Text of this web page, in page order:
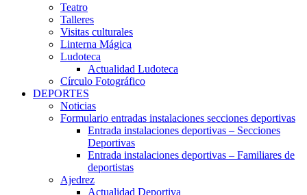
Teatro
Talleres
Visitas culturales
Linterna Mágica
Ludoteca
Actualidad Ludoteca
Círculo Fotográfico
DEPORTES
Noticias
Formulario entradas instalaciones secciones deportivas
Entrada instalaciones deportivas – Secciones
Deportivas
Entrada instalaciones deportivas – Familiares de
deportistas
Ajedrez
Actualidad Deportiva